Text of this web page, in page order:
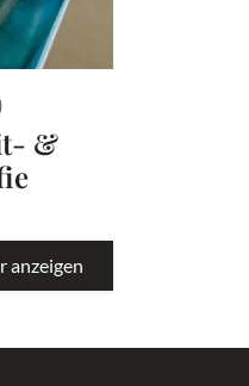
&
anzeigen